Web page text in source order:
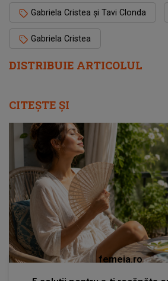
DISTRIBUIE ARTICOLUL
Gabriela Cristea și Tavi Clonda
Gabriela Cristea
CITEȘTE ȘI
femeia.ro